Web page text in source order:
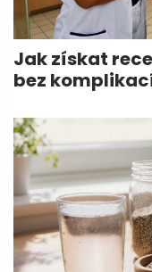
Jak získat
bez